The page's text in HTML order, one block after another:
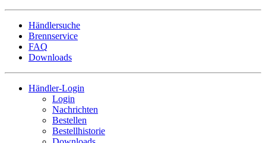
Händlersuche
Brennservice
FAQ
Downloads
Händler-Login
Login
Nachrichten
Bestellen
Bestellhistorie